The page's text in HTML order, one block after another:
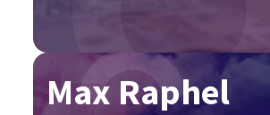
Max Raphel